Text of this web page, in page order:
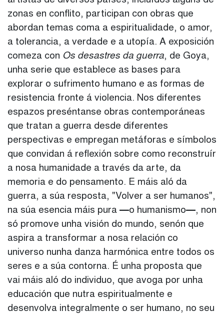
zonas en conflito, participan con obras que
abordan temas coma a espiritualidade, o amor,
a tolerancia, a verdade e a utopía. A exposición
comeza con Os desastres da guerra, de Goya,
unha serie que establece as bases para
explorar o sufrimento humano e as formas de
resistencia fronte á violencia. Nos diferentes
espazos preséntanse obras contemporáneas
que tratan a guerra desde diferentes
perspectivas e empregan metáforas e símbolos
que convidan á reflexión sobre como reconstruír
a nosa humanidade a través da arte, da
memoria e do pensamento. E máis aló da
guerra, a súa resposta, "Volver a ser humanos",
na súa esencia máis pura ―o humanismo―, non
só promove unha visión do mundo, senón que
aspira a transformar a nosa relación co
universo nunha danza harmónica entre todos os
seres e a súa contorna. É unha proposta que
vai máis aló do individuo, que avoga por unha
educación que nutra espiritualmente e
desenvolva integralmente o ser humano, no seu